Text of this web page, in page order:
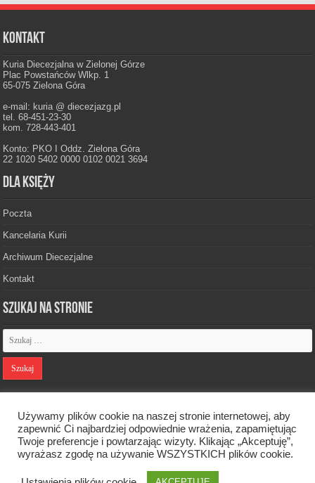
Kontakt
Kuria Diecezjalna w Zielonej Górze
Plac Powstańców Wlkp. 1
65-075 Zielona Góra
e-mail: kuria @ diecezjazg.pl
tel. 68-451-23-30
kom. 728-443-401
Konto: PKO I Oddz. Zielona Góra
22 1020 5402 0000 0102 0021 3694
Dla księży
Poczta
Kancelaria Kurii
Archiwum Diecezjalne
Kontakt
Szukaj na stronie
Designed by Webdawid
Używamy plików cookie na naszej stronie internetowej, aby
zapewnić Ci najbardziej odpowiednie wrażenia, zapamiętując
Twoje preferencje i powtarzając wizyty. Klikając „Akceptuję”,
wyrażasz zgodę na używanie WSZYSTKICH plików cookie.